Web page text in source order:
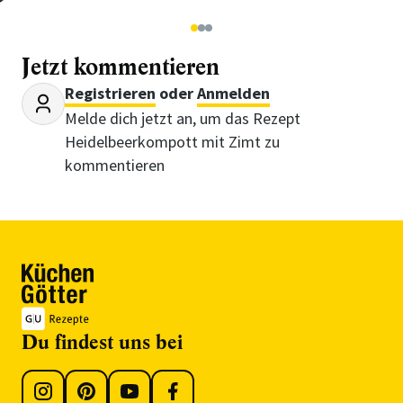
123
Jetzt kommentieren
Registrieren oderAnmelden
Melde dich jetzt an, um das Rezept
Heidelbeerkompott mit Zimt zu
kommentieren
Du findest uns bei